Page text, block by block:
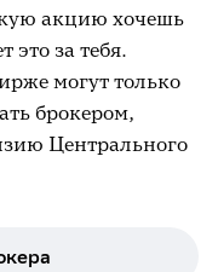
акцию хочешь
это за тебя.
могут только
брокером,
Центрального